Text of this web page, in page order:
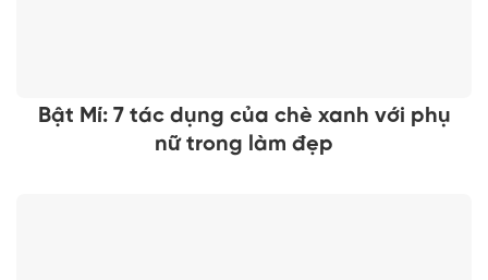
Bật Mí: 7 tác dụng của chè xanh với phụ
nữ trong làm đẹp